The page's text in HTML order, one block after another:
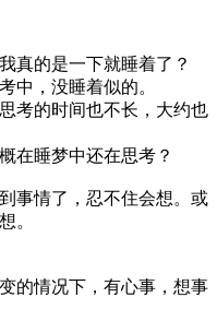
真的是一下就睡着了？
中，没睡着似的。
考的时间也不长，大约也
在睡梦中还在思考？
事情了，忍不住会想。或
。
的情况下，有心事，想事